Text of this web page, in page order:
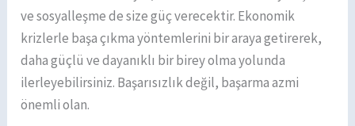
ve sosyalleşme de size güç verecektir. Ekonomik
krizlerle başa çıkma yöntemlerini bir araya getirerek,
daha güçlü ve dayanıklı bir birey olma yolunda
ilerleyebilirsiniz. Başarısızlık değil, başarma azmi
önemli olan.